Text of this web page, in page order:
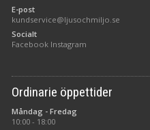
E-post
kundservice@ljusochmiljo.se
Socialt
Facebook Instagram
Ordinarie öppettider
Måndag - Fredag
10:00 - 18:00